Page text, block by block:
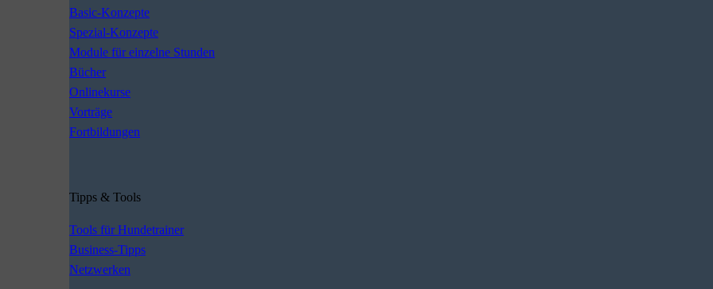
Basic-Konzepte
Spezial-Konzepte
Module für einzelne Stunden
Bücher
Onlinekurse
Vorträge
Fortbildungen
Tipps & Tools
Tools für Hundetrainer
Business-Tipps
Netzwerken